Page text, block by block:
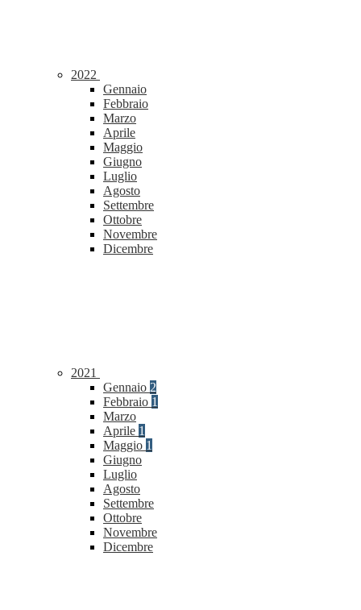
2022
Gennaio
Febbraio
Marzo
Aprile
Maggio
Giugno
Luglio
Agosto
Settembre
Ottobre
Novembre
Dicembre
2021
Gennaio 2
Febbraio 1
Marzo
Aprile 1
Maggio 1
Giugno
Luglio
Agosto
Settembre
Ottobre
Novembre
Dicembre